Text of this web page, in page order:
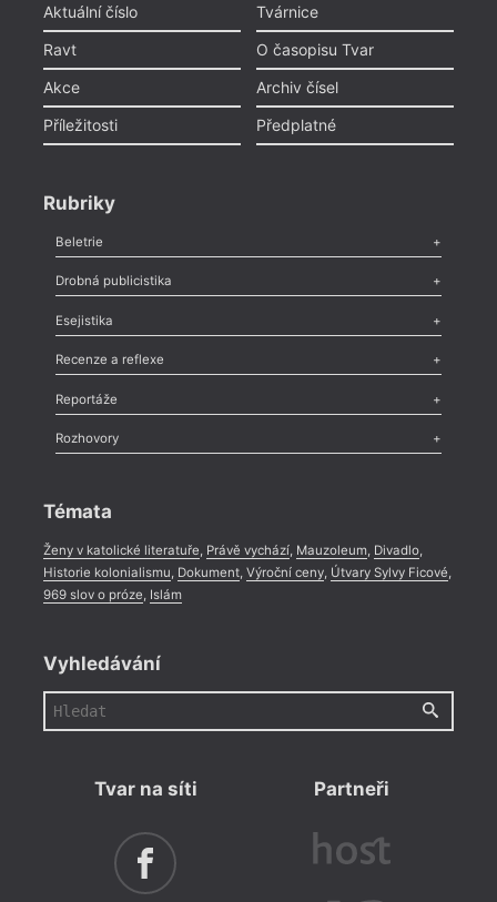
Aktuální číslo
Ravt
Akce
Příležitosti
Tvárnice
O časopisu Tvar
Archiv čísel
Předplatné
Rubriky
Beletrie
Poezie,Próza,Dokumenty
Drobná publicistika
Odlesk
Nekrolog,Glosa,Sloupek,Pozvánka,Literární soutěž,
Esejistika
Esej ,Pádlo,Úvaha
Recenze a reflexe
Recenze
Méně slov o próze,Celá rubrika
Reportáže
Literární zítřky
Celá rubrika
Rozhovory
Témata
Ženy v katolické literatuře, Právě vychází, Mauzoleum, Divadlo,
Historie kolonialismu, Dokument, Výroční ceny, Útvary Sylvy Ficové,
969 slov o próze, Islám
Vyhledávání
Tvar na síti Partneři